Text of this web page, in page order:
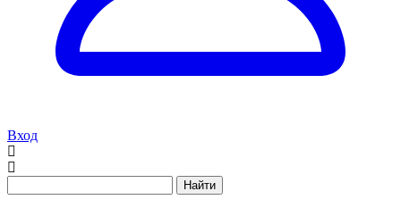
Вход
Найти